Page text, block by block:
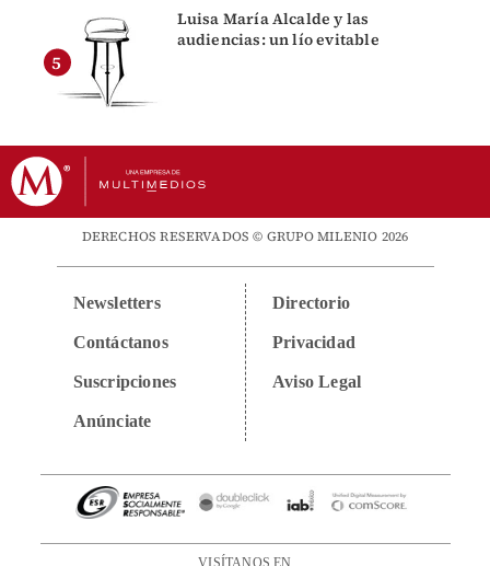
Luisa María Alcalde y las
audiencias: un lío evitable
DERECHOS RESERVADOS © GRUPO MILENIO 2026
Newsletters
Contáctanos
Suscripciones
Anúnciate
Directorio
Privacidad
Aviso Legal
VISÍTANOS EN